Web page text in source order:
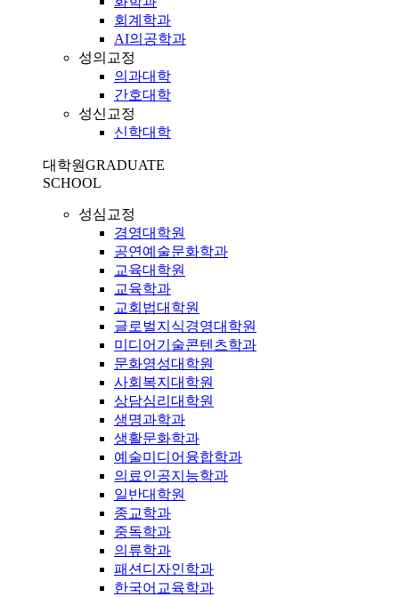
회계학과
AI의공학과
성의교정
의과대학
간호대학
성신교정
신학대학
대학원GRADUATE
SCHOOL
성심교정
경영대학원
공연예술문화학과
교육대학원
교육학과
교회법대학원
글로벌지식경영대학원
미디어기술콘텐츠학과
문화영성대학원
사회복지대학원
상담심리대학원
생명과학과
생활문화학과
예술미디어융합학과
의료인공지능학과
일반대학원
종교학과
중독학과
의류학과
패션디자인학과
한국어교육학과